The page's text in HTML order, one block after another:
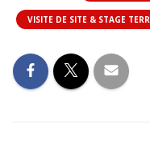
VISITE DE SITE & STAGE